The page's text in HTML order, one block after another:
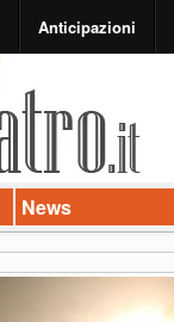
Anticipazioni
News